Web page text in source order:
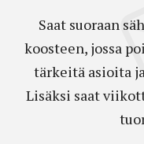
Saat suoraan
koosteen, jossa
tärkeitä asioita
Lisäksi saat